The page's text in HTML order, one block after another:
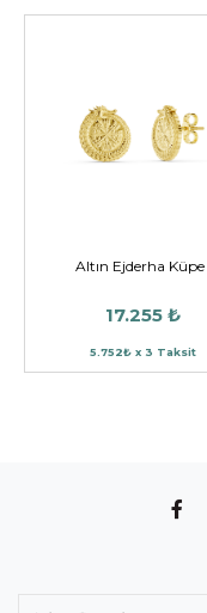
Altın Ejderha Küpe
17.255 ₺
5.752₺ x 3 Taksit